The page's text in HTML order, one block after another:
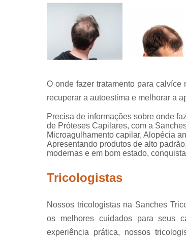
O onde fazer tratamento para
recuperar a autoestima e melhorar a
Precisa de informações sobre onde
de Próteses Capilares, com a
Microagulhamento capilar, Alopécia
Apresentando produtos de alto
modernas e em bom estado,
Tricologistas
Nossos tricologistas na Sanches
os melhores cuidados para seus
experiência prática, nossos